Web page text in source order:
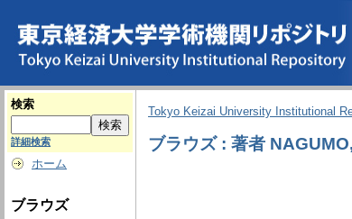
検索
詳細検索
ホーム
ブラウズ
Tokyo Keizai University Institutional
ブラウズ : 著者